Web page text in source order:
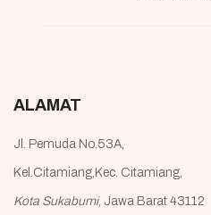
ALAMAT
Jl. Pemuda No.53A,
Kel.Citamiang,Kec. Citamiang,
Kota Sukabumi, Jawa Barat 43112